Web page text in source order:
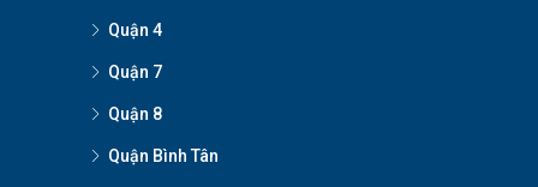
Quận 4
Quận 7
Quận 8
Quận Bình Tân